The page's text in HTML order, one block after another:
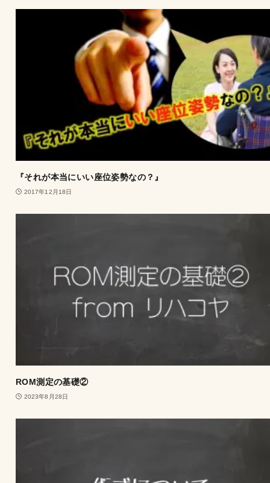
『それが本当にいい座位姿勢なの？』
2017年12月18日
ROM測定の基礎②
2023年8月28日